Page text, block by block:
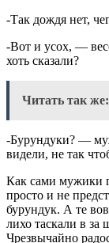
-Так дождя нет,
-Вот и усох, —
хоть сказали?
Читать так же:
-Бурундуки? —
видели, не так
Как сами мужики
просто и не
бурундук. А те
лихо таскали в за
Чрезвычайно